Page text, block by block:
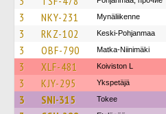
3 NKY-231 Mynäliikenne
3 RKZ-102 Keski-Pohjanmaa
3 OBF-790 Matka-Niinimäki
3 XLF-481 Koiviston L
3 KJY-295 Ykspetäjä
3 SNI-315 Tokee